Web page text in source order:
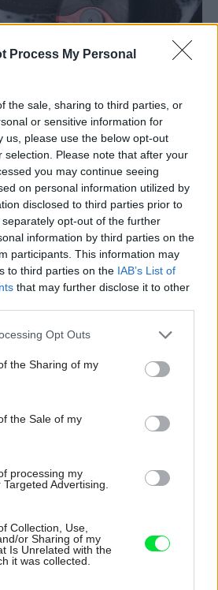
Process My Personal
the sale, sharing to third parties, or
or sensitive information for
us, please use the below opt-out
selection. Please note that after your
you may continue seeing
on personal information utilized by
disclosed to third parties prior to
opt-out of the further
information by third parties on the
participants. This information may
to third parties on the IAB’s List of
that may further disclose it to other
app uses one or more Google
usage behaviour. You may click to
Google and its third-party tags to
specified purposes in below Google
Opt Outs
the Sharing of my
the Sale of my
processing my
Advertising.
Collection, Use,
or Sharing of my
Is Unrelated with the
it was collected.
nepoškriabe ani sklokeramické varné
netreba obávať.
Zdroj: Shutterstock
podobne ako pri
navlhčené kuchynské
na celý jej povrch a hojne
Zopakujte to isté aj na
sa utierky šmýkajú, obaľte
fólie.
mriežky odporúčame
natrhať na pásiky, jemne ich
opäť postriekajte, aby sa
až 1 hodinu a diely vyčistite
špongiou a sódovou pastou.
opláchnite a vráťte do rúry.